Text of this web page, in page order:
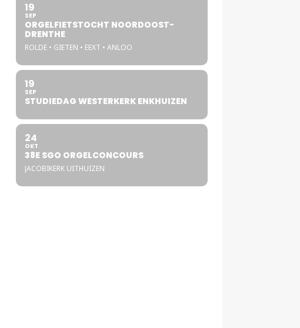
19
SEP
ORGELFIETSTOCHT NOORDOOST-
DRENTHE
ROLDE • GIETEN • EEXT • ANLOO
19
SEP
STUDIEDAG WESTERKERK ENKHUIZEN
24
OKT
38E SGO ORGELCONCOURS
JACOBIKERK UITHUIZEN